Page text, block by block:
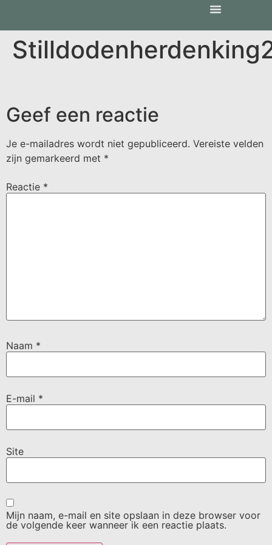
Geef een reactie
Je e-mailadres wordt niet gepubliceerd. Vereiste velden
zijn gemarkeerd met *
Reactie *
Naam *
E-mail *
Site
Mijn naam, e-mail en site opslaan in deze browser voor
de volgende keer wanneer ik een reactie plaats.